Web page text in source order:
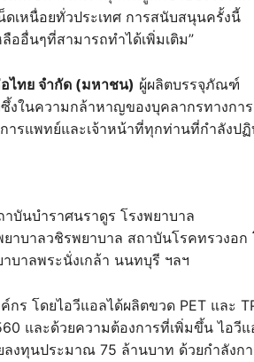
เหนื่อยทั่วประเทศ การสนับสนุนครั้งนี้
ออื่นๆที่สามารถทำได้เพิ่มเติม”
ไทย จำกัด (มหาชน) ผู้ผลิตบรรจุภัณฑ์
งในความกล้าหาญของบุคลากรทางการ
ารแพทย์และเจ้าหน้าที่ทุกท่านที่กำลังป
บันบำราศนราดูร โรงพยาบาล
าบาลวชิรพยาบาล สถาบันโรคทรวงอก
บาลพระนั่งเกล้า นนทบุรี ฯลฯ
โดยไอวีแอลได้ผลิตขวด PET และ
และด้วยความต้องการที่เพิ่มขึ้น ไอวีแ
ลงทุนประมาณ 75 ล้านบาท ด้วยกำลังก